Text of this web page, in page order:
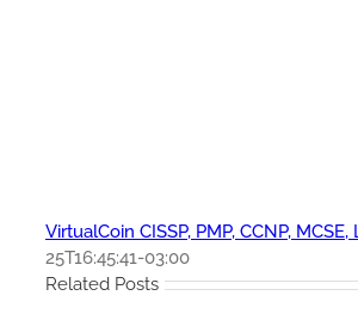
VirtualCoin CISSP, PMP, CCNP, MCSE,
25T16:45:41-03:00
Related Posts